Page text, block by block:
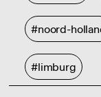
#noord-
#limburg